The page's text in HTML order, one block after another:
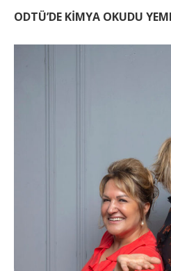
ODTÜ’DE KİMYA OKUDU